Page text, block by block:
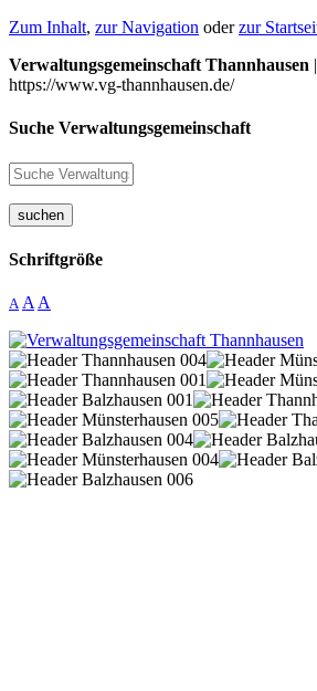
Zum Inhalt, zur Navigation oderzur
Verwaltungsgemeinschaft Thannhausen
https://www.vg-thannhausen.de/
Suche Verwaltungsgemeinschaft
suchen
Schriftgröße
A A A